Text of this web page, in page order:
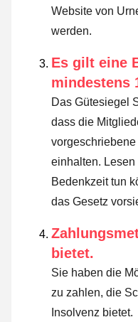
Website von
werden.
Es gilt eine
mindestens
Das Gütesiegel
dass die
einhalten.
Bedenkzeit tun
das Gesetz
bietet.
Sie haben die
zu zahlen, die
Insolvenz bietet.